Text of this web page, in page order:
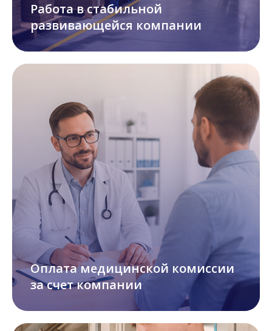
Работа в стабильной
развивающейся компании
Оплата медицинской комиссии
за счет компании